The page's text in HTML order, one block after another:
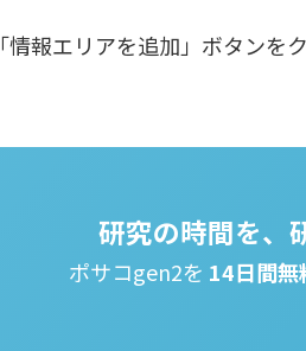
「情報エリアを追加」ボタンを
研究の時間を、
ポサコgen2を 14日間無